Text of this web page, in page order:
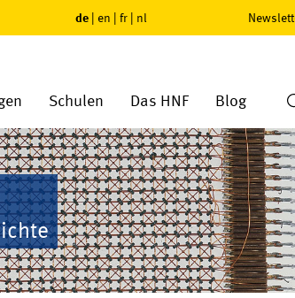
de | en | fr | nl
Schulen Das HNF Blog